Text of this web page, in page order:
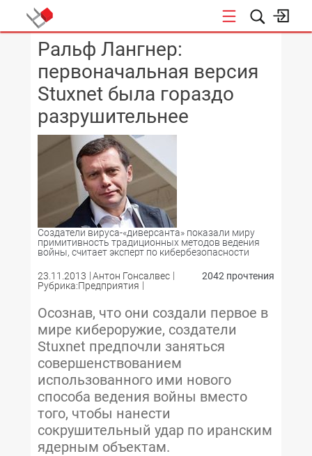
КОНФЕРЕНЦИИ
Ральф Лангнер:
первоначальная версия
Stuxnet была гораздо
разрушительнее
Создатели вируса-«диверсанта» показали миру
примитивность традиционных методов ведения
войны, считает эксперт по кибербезопасности
23.11.2013
Антон Гонсалвес
Рубрика:Предприятия
2042 прочтения
Осознав, что они создали первое в
мире кибероружие, создатели
Stuxnet предпочли заняться
совершенствованием
использованного ими нового
способа ведения войны вместо
того, чтобы нанести
сокрушительный удар по иранским
ядерным объектам.